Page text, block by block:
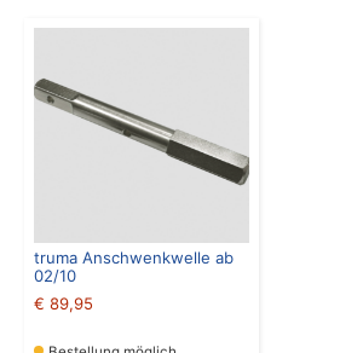
truma Anschwenkwelle ab
02/10
€ 89,95